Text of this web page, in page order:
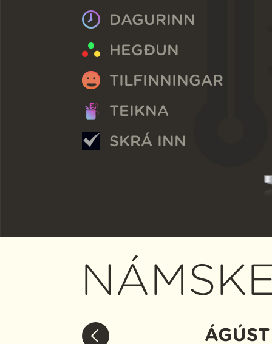
DAGURINN
HEGÐUN
TILFINNINGAR
TEIKNA
SKRÁ INN
ÁGÚST